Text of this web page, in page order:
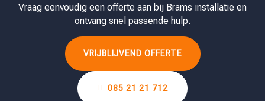
Vraag eenvoudig een offerte aan bij Brams installatie en
ontvang snel passende hulp.
VRIJBLIJVEND OFFERTE
085 21 21 712